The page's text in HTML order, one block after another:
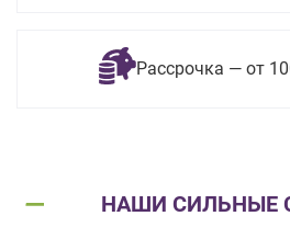
Рассрочка — от
НАШИ СИЛЬНЫЕ